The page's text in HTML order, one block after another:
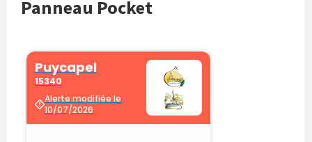
Panneau Pocket